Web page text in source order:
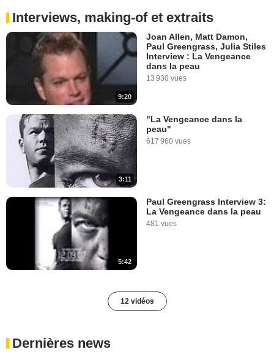
Interviews, making-of et extraits
9:20
Joan Allen, Matt Damon,
Paul Greengrass, Julia Stiles
Interview : La Vengeance
dans la peau
13 930 vues
3:11
"La Vengeance dans la
peau"
617 960 vues
5:42
Paul Greengrass Interview 3:
La Vengeance dans la peau
481 vues
12 vidéos
Dernières news